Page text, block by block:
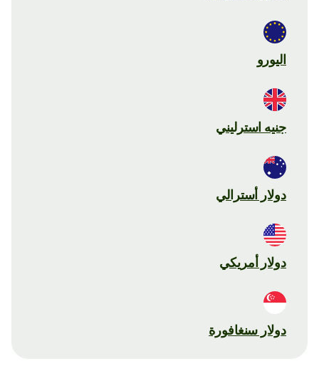
اليورو
جنيه استرليني
دولار أسترالي
دولار أمريكي
دولار سنغافورة